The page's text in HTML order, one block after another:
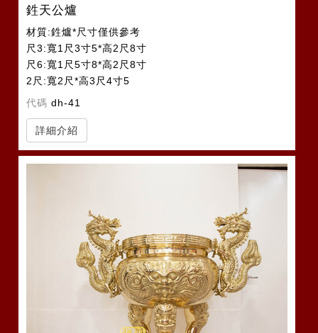
鉎天公爐
材質:鉎爐*尺寸僅供參考
尺3:寬1尺3寸5*高2尺8寸
尺6:寬1尺5寸8*高2尺8寸
2尺:寬2尺*高3尺4寸5
2尺2:寬2尺2*高3尺4寸5
代碼 dh-41
詳細介紹